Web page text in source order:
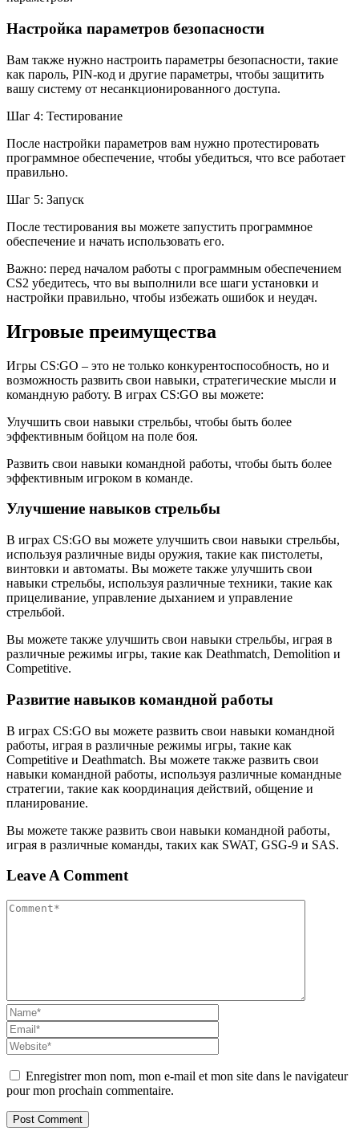
Настройка параметров безопасности
Вам также нужно настроить параметры безопасности, такие
как пароль, PIN-код и другие параметры, чтобы защитить
вашу систему от несанкционированного доступа.
Шаг 4: Тестирование
После настройки параметров вам нужно протестировать
программное обеспечение, чтобы убедиться, что все работает
правильно.
Шаг 5: Запуск
После тестирования вы можете запустить программное
обеспечение и начать использовать его.
Важно: перед началом работы с программным обеспечением
CS2 убедитесь, что вы выполнили все шаги установки и
настройки правильно, чтобы избежать ошибок и неудач.
Игровые преимущества
Игры CS:GO – это не только конкурентоспособность, но и
возможность развить свои навыки, стратегические мысли и
командную работу. В играх CS:GO вы можете:
Улучшить свои навыки стрельбы, чтобы быть более
эффективным бойцом на поле боя.
Развить свои навыки командной работы, чтобы быть более
эффективным игроком в команде.
Улучшение навыков стрельбы
В играх CS:GO вы можете улучшить свои навыки стрельбы,
используя различные виды оружия, такие как пистолеты,
винтовки и автоматы. Вы можете также улучшить свои
навыки стрельбы, используя различные техники, такие как
прицеливание, управление дыханием и управление
стрельбой.
Вы можете также улучшить свои навыки стрельбы, играя в
различные режимы игры, такие как Deathmatch, Demolition и
Competitive.
Развитие навыков командной работы
В играх CS:GO вы можете развить свои навыки командной
работы, играя в различные режимы игры, такие как
Competitive и Deathmatch. Вы можете также развить свои
навыки командной работы, используя различные командные
стратегии, такие как координация действий, общение и
планирование.
Вы можете также развить свои навыки командной работы,
играя в различные команды, таких как SWAT, GSG-9 и SAS.
Leave A Comment
Enregistrer mon nom, mon e-mail et mon site dans le navigateur
pour mon prochain commentaire.